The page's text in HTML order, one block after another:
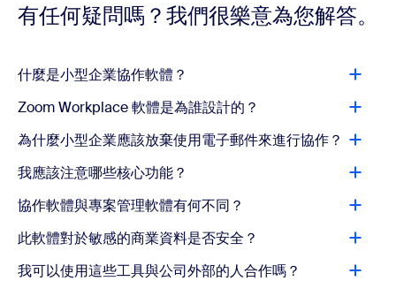
有任何疑問嗎？我們很樂意為您解答。
什麼是小型企業協作軟體？
Zoom Workplace 軟體是為誰設計的？
為什麼小型企業應該放棄使用電子郵件來進行協作？
我應該注意哪些核心功能？
協作軟體與專案管理軟體有何不同？
此軟體對於敏感的商業資料是否安全？
我可以使用這些工具與公司外部的人合作嗎？